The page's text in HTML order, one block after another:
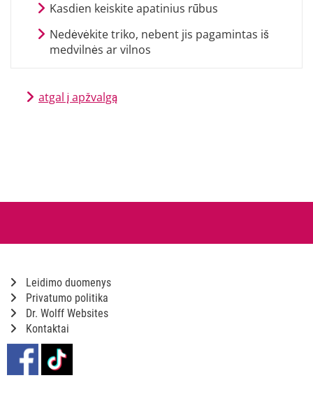
Kasdien keiskite apatinius rūbus
Nedėvėkite triko, nebent jis pagamintas iš
medvilnės ar vilnos
atgal į apžvalgą
Leidimo duomenys
Privatumo politika
Dr. Wolff Websites
Kontaktai